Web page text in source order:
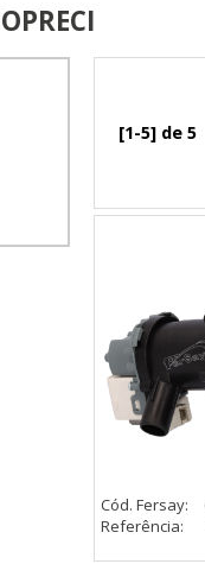
[1-5] de 5
Cód. Fersay:
Referência: